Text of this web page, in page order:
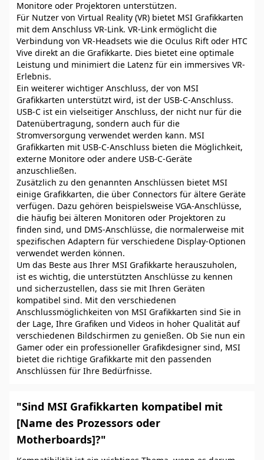
Monitore oder Projektoren unterstützen.
Für Nutzer von Virtual Reality (VR) bietet MSI Grafikkarten
mit dem Anschluss VR-Link. VR-Link ermöglicht die
Verbindung von VR-Headsets wie die Oculus Rift oder HTC
Vive direkt an die Grafikkarte. Dies bietet eine optimale
Leistung und minimiert die Latenz für ein immersives VR-
Erlebnis.
Ein weiterer wichtiger Anschluss, der von MSI
Grafikkarten unterstützt wird, ist der USB-C-Anschluss.
USB-C ist ein vielseitiger Anschluss, der nicht nur für die
Datenübertragung, sondern auch für die
Stromversorgung verwendet werden kann. MSI
Grafikkarten mit USB-C-Anschluss bieten die Möglichkeit,
externe Monitore oder andere USB-C-Geräte
anzuschließen.
Zusätzlich zu den genannten Anschlüssen bietet MSI
einige Grafikkarten, die über Connectors für ältere Geräte
verfügen. Dazu gehören beispielsweise VGA-Anschlüsse,
die häufig bei älteren Monitoren oder Projektoren zu
finden sind, und DMS-Anschlüsse, die normalerweise mit
spezifischen Adaptern für verschiedene Display-Optionen
verwendet werden können.
Um das Beste aus Ihrer MSI Grafikkarte herauszuholen,
ist es wichtig, die unterstützten Anschlüsse zu kennen
und sicherzustellen, dass sie mit Ihren Geräten
kompatibel sind. Mit den verschiedenen
Anschlussmöglichkeiten von MSI Grafikkarten sind Sie in
der Lage, Ihre Grafiken und Videos in hoher Qualität auf
verschiedenen Bildschirmen zu genießen. Ob Sie nun ein
Gamer oder ein professioneller Grafikdesigner sind, MSI
bietet die richtige Grafikkarte mit den passenden
Anschlüssen für Ihre Bedürfnisse.
"Sind MSI Grafikkarten kompatibel mit
[Name des Prozessors oder
Motherboards]?"